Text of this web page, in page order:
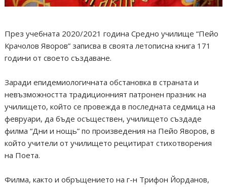
През учебната 2020/2021 година Средно училище “Пейо
Крачолов Яворов” записва в своята летописна книга 171
години от своето създаване.
Заради епидемиологичната обстановка в страната и
невъзможността традиционният патронен празник на
училището, който се провежда в последната седмица на
февруари, да бъде осъществен, училището създаде
филма “Дни и нощь” по произведения на Пейо Яворов, в
който учители от училището рецитират стихотворения
на Поета.
Филма, както и обръщението на г-н Трифон Йорданов,